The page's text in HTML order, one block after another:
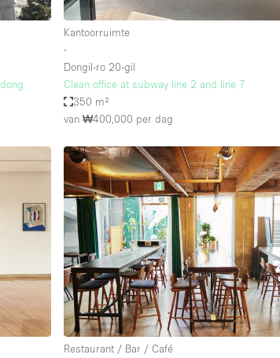
Kantoorruimte
∙
Dongil-ro 20-gil
Clean office at subway line 2 and line 7
350 m²
van ₩400,000 per dag
Restaurant / Bar / Café